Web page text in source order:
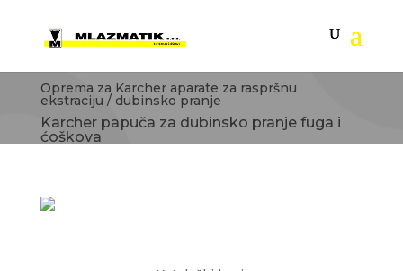
Oprema za Karcher aparate za raspršnu
ekstraciju / dubinsko pranje
Karcher papuča za dubinsko pranje fuga i
ćoškova